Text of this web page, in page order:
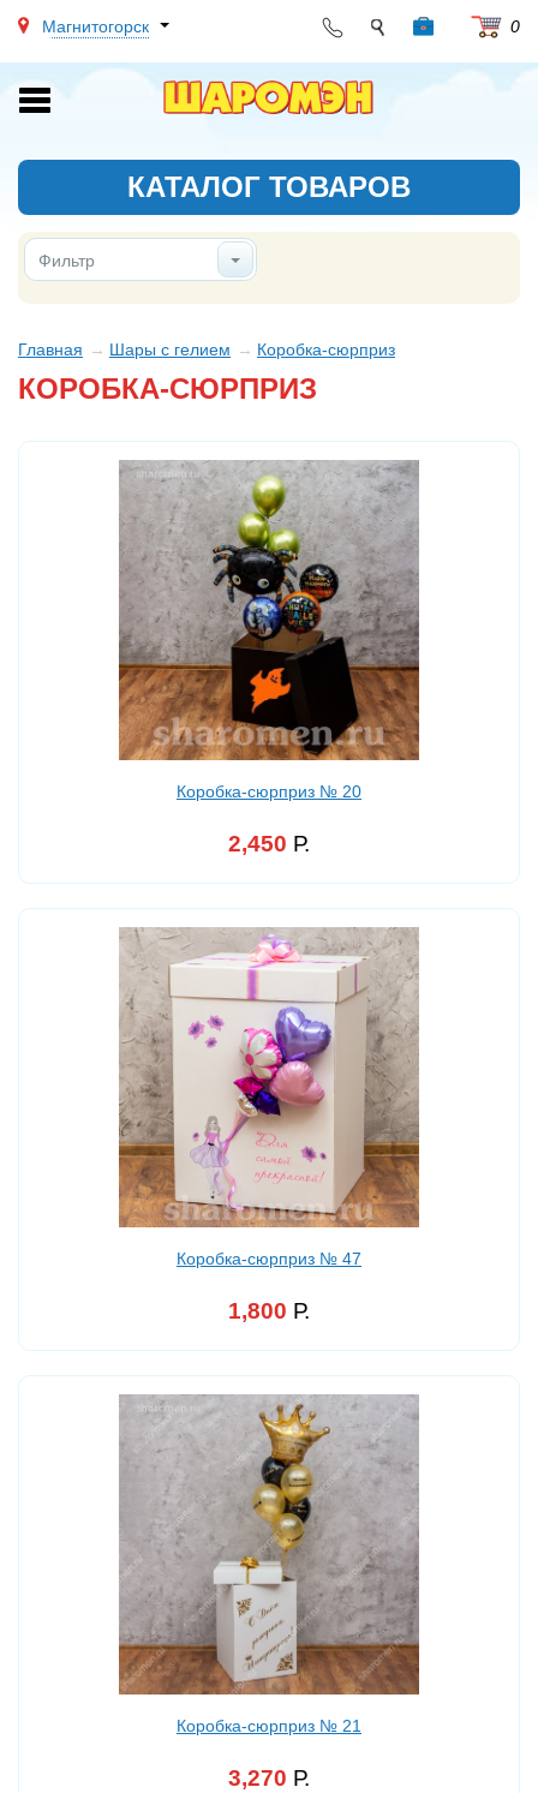
Магнитогорск 0
Toggle
navigation
КАТАЛОГ ТОВАРОВ
Фильтр
Главная Шары с гелием Коробка-сюрприз
КОРОБКА-СЮРПРИЗ
Коробка-сюрприз № 20
2,450 Р.
Коробка-сюрприз № 47
1,800 Р.
Коробка-сюрприз № 21
3,270 Р.